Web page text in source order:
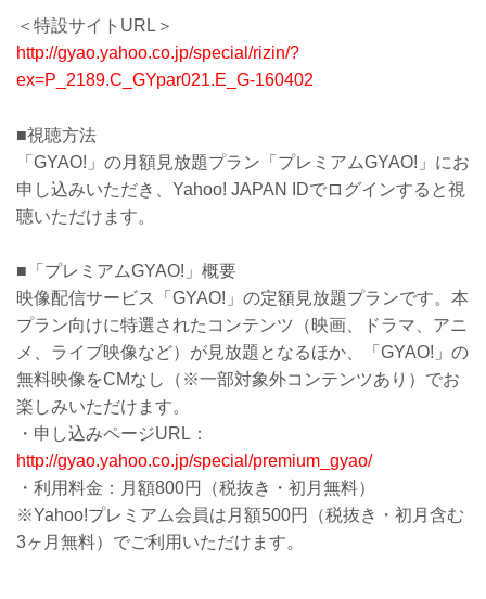
＜特設サイトURL＞
http://gyao.yahoo.co.jp/special/rizin/?
ex=P_2189.C_GYpar021.E_G-160402
■視聴方法
「GYAO!」の月額見放題プラン「プレミアムGYAO!」にお
申し込みいただき、Yahoo! JAPAN IDでログインすると視
聴いただけます。
■「プレミアムGYAO!」概要
映像配信サービス「GYAO!」の定額見放題プランです。本
プラン向けに特選されたコンテンツ（映画、ドラマ、アニ
メ、ライブ映像など）が見放題となるほか、「GYAO!」の
無料映像をCMなし（※一部対象外コンテンツあり）でお
楽しみいただけます。
・申し込みページURL：
http://gyao.yahoo.co.jp/special/premium_gyao/
・利用料金：月額800円（税抜き・初月無料）
※Yahoo!プレミアム会員は月額500円（税抜き・初月含む
3ヶ月無料）でご利用いただけます。